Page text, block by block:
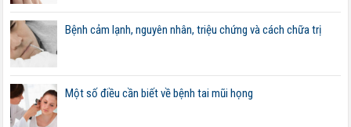
Bệnh cảm lạnh, nguyên nhân, triệu chứng và cách chữa trị
Một số điều cần biết về bệnh tai mũi họng